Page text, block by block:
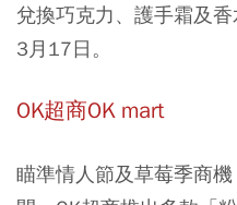
兌換巧克力、護手霜及
3月17日。
OK超商OK mart
瞄準情人節及草莓季商